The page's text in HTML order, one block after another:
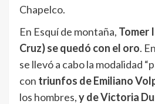
Chapelco.
En Esquí de montaña, Tomer
Cruz) se quedó con el oro.
se llevó a cabo la modalidad
con triunfos de Emiliano
los hombres,y de Victoria